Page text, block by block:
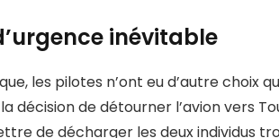
inévitable
les pilotes n’ont eu d’autre choix
décision de détourner l’avion vers
de décharger les deux individus